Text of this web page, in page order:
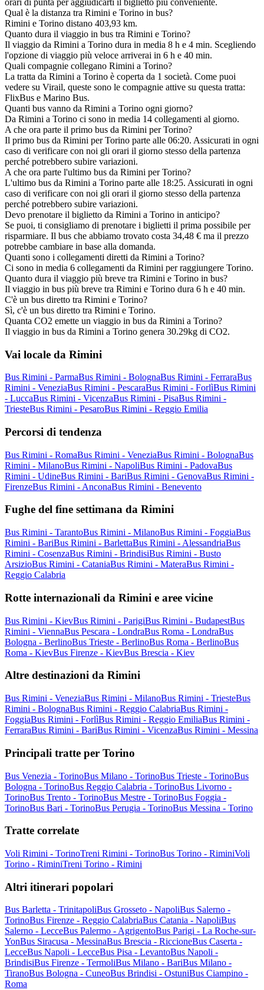
Qual è la distanza tra Rimini e Torino in bus?
Rimini e Torino distano 403,93 km.
Quanto dura il viaggio in bus tra Rimini e Torino?
Il viaggio da Rimini a Torino dura in media 8 h e 4 min. Scegliendo
l'opzione di viaggio più veloce arriverai in 6 h e 40 min.
Quali compagnie collegano Rimini a Torino?
La tratta da Rimini a Torino è coperta da 1 società. Come puoi
vedere su Virail, queste sono le compagnie attive su questa tratta:
FlixBus e Marino Bus.
Quanti bus vanno da Rimini a Torino ogni giorno?
Da Rimini a Torino ci sono in media 14 collegamenti al giorno.
A che ora parte il primo bus da Rimini per Torino?
Il primo bus da Rimini per Torino parte alle 06:20. Assicurati in ogni
caso di verificare con noi gli orari il giorno stesso della partenza
perché potrebbero subire variazioni.
A che ora parte l'ultimo bus da Rimini per Torino?
L'ultimo bus da Rimini a Torino parte alle 18:25. Assicurati in ogni
caso di verificare con noi gli orari il giorno stesso della partenza
perché potrebbero subire variazioni.
Devo prenotare il biglietto da Rimini a Torino in anticipo?
Se puoi, ti consigliamo di prenotare i biglietti il prima possibile per
risparmiare. Il bus che abbiamo trovato costa 34,48 € ma il prezzo
potrebbe cambiare in base alla domanda.
Quanti sono i collegamenti diretti da Rimini a Torino?
Ci sono in media 6 collegamenti da Rimini per raggiungere Torino.
Quanto dura il viaggio più breve tra Rimini e Torino in bus?
Il viaggio in bus più breve tra Rimini e Torino dura 6 h e 40 min.
C'è un bus diretto tra Rimini e Torino?
Sì, c'è un bus diretto tra Rimini e Torino.
Quanta CO2 emette un viaggio in bus da Rimini a Torino?
Il viaggio in bus da Rimini a Torino genera 30.29kg di CO2.
Vai locale da Rimini
Bus Rimini - ParmaBus Rimini - BolognaBus Rimini - FerraraBus
Rimini - VeneziaBus Rimini - PescaraBus Rimini - ForlìBus Rimini
- LuccaBus Rimini - VicenzaBus Rimini - PisaBus Rimini -
TriesteBus Rimini - PesaroBus Rimini - Reggio Emilia
Percorsi di tendenza
Bus Rimini - RomaBus Rimini - VeneziaBus Rimini - BolognaBus
Rimini - MilanoBus Rimini - NapoliBus Rimini - PadovaBus
Rimini - UdineBus Rimini - BariBus Rimini - GenovaBus Rimini -
FirenzeBus Rimini - AnconaBus Rimini - Benevento
Fughe del fine settimana da Rimini
Bus Rimini - TarantoBus Rimini - MilanoBus Rimini - FoggiaBus
Rimini - BariBus Rimini - BarlettaBus Rimini - AlessandriaBus
Rimini - CosenzaBus Rimini - BrindisiBus Rimini - Busto
ArsizioBus Rimini - CataniaBus Rimini - MateraBus Rimini -
Reggio Calabria
Rotte internazionali da Rimini e aree vicine
Bus Rimini - KievBus Rimini - ParigiBus Rimini - BudapestBus
Rimini - ViennaBus Pescara - LondraBus Roma - LondraBus
Bologna - BerlinoBus Trieste - BerlinoBus Roma - BerlinoBus
Roma - KievBus Firenze - KievBus Brescia - Kiev
Altre destinazioni da Rimini
Bus Rimini - VeneziaBus Rimini - MilanoBus Rimini - TriesteBus
Rimini - BolognaBus Rimini - Reggio CalabriaBus Rimini -
FoggiaBus Rimini - ForlìBus Rimini - Reggio EmiliaBus Rimini -
FerraraBus Rimini - BariBus Rimini - VicenzaBus Rimini - Messina
Principali tratte per Torino
Bus Venezia - TorinoBus Milano - TorinoBus Trieste - TorinoBus
Bologna - TorinoBus Reggio Calabria - TorinoBus Livorno -
TorinoBus Trento - TorinoBus Mestre - TorinoBus Foggia -
TorinoBus Bari - TorinoBus Perugia - TorinoBus Messina - Torino
Tratte correlate
Voli Rimini - TorinoTreni Rimini - TorinoBus Torino - RiminiVoli
Torino - RiminiTreni Torino - Rimini
Altri itinerari popolari
Bus Barletta - TrinitapoliBus Grosseto - NapoliBus Salerno -
TorinoBus Firenze - Reggio CalabriaBus Catania - NapoliBus
Salerno - LecceBus Palermo - AgrigentoBus Parigi - La Roche-sur-
YonBus Siracusa - MessinaBus Brescia - RiccioneBus Caserta -
LecceBus Napoli - LecceBus Pisa - LevantoBus Napoli -
BrindisiBus Firenze - TermoliBus Milano - BariBus Milano -
TiranoBus Bologna - CuneoBus Brindisi - OstuniBus Ciampino -
Roma